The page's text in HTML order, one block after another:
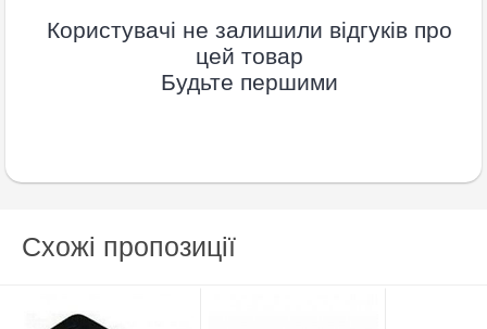
Користувачі не залишили відгуків про
цей товар
Будьте першими
Схожі пропозиції